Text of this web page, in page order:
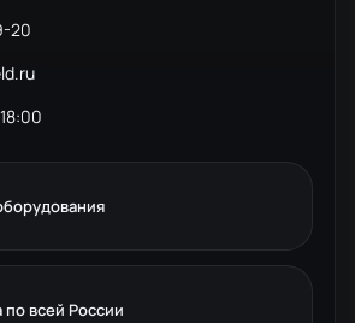
20
по всей России